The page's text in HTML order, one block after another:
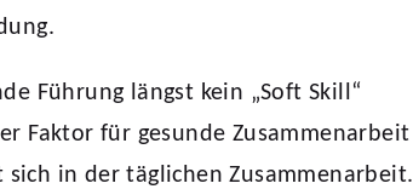
Führung längst kein „Soft Skill“
Faktor für gesunde Zusammenarbeit
in der täglichen Zusammenarbeit.